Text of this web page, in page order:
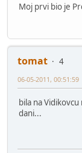
Moj prvi bio je
tomat
4
06-05-2011, 00:51:59
bila na
dani...